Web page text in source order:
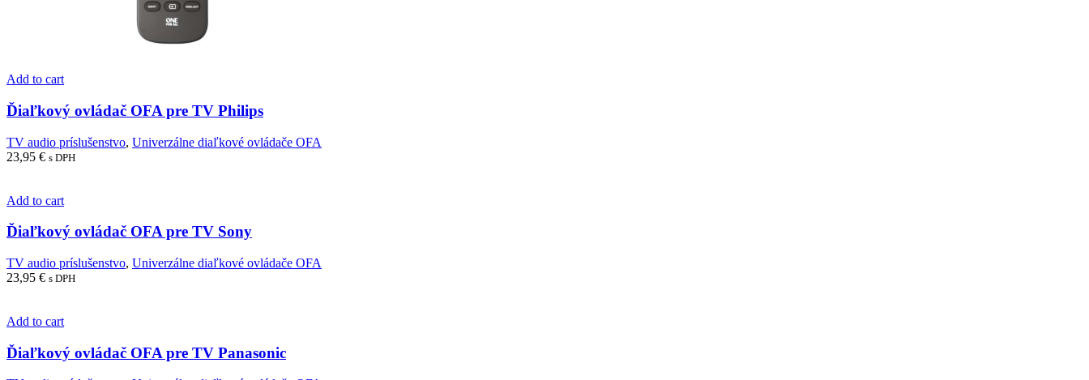
Add to cart
Ďiaľkový ovládač OFA pre TV Philips
TV audio príslušenstvo, Univerzálne diaľkové ovládače OFA
23,95 € s DPH
Add to cart
Ďiaľkový ovládač OFA pre TV Sony
TV audio príslušenstvo, Univerzálne diaľkové ovládače OFA
23,95 € s DPH
Add to cart
Ďiaľkový ovládač OFA pre TV Panasonic